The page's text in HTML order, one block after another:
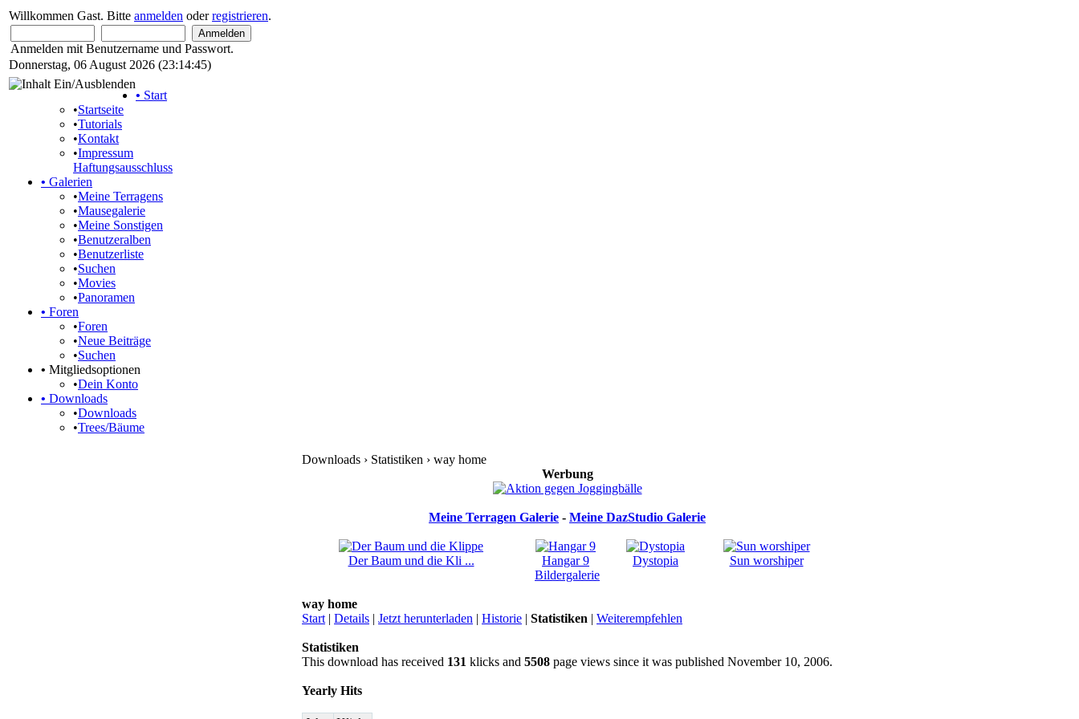
Willkommen Gast. Bitte anmelden oderregistrieren.
Anmelden mit Benutzername und Passwort.
Donnerstag, 06 August 2026 (23:14:45)
• Start
•Startseite
•Tutorials
•Kontakt
•Impressum
Haftungsausschluss
• Galerien
•Meine Terragens
•Mausegalerie
•Meine Sonstigen
•Benutzeralben
•Benutzerliste
•Suchen
•Movies
•Panoramen
• Foren
•Foren
•Neue Beiträge
•Suchen
• Mitgliedsoptionen
•Dein Konto
• Downloads
•Downloads
•Trees/Bäume
Downloads › Statistiken › way home
Werbung
Meine Terragen Galerie - Meine DazStudio Galerie
Der Baum und die Kli ... Hangar 9 Dystopia
Sun worshiper
Bildergalerie
way home
Start | Details | Jetzt herunterladen | Historie | Statistiken | Weiterempfehlen
Statistiken
This download has received 131 klicks and 5508 page views since it was published November 10, 2006.
Yearly Hits